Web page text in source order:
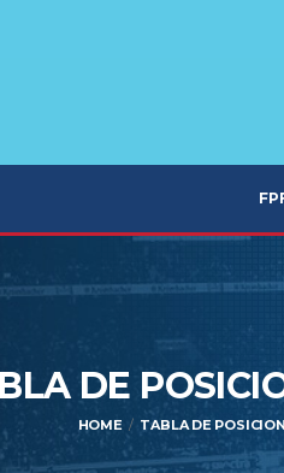
DE
HOME TABLA DE